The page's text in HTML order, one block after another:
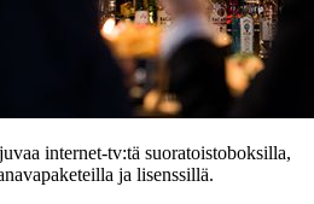
internet-tv:tä suoratoistoboksilla,
ja lisenssillä.